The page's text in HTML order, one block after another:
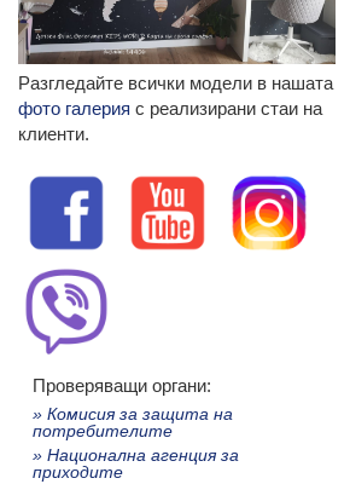
Разгледайте всички модели в нашата
фото галерия с реализирани стаи на
клиенти.
Проверяващи органи:
» Комисия за защита на
потребителите
» Национална агенция за
приходите